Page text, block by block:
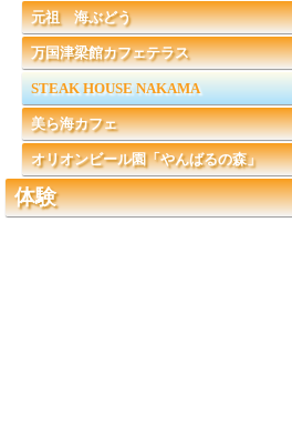
元祖 海ぶどう
万国津梁館カフェテラス
STEAK HOUSE NAKAMA
美ら海カフェ
オリオンビール園「やんばるの森」
体験